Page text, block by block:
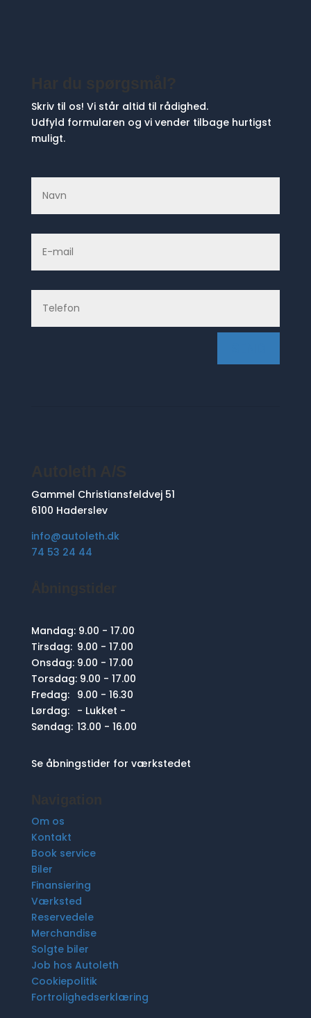
Skriv til os! Vi står altid til rådighed.
Udfyld formularen og vi vender tilbage hurtigst
muligt.
Gammel Christiansfeldvej 51
6100 Haderslev
info@autoleth.dk
74 53 24 44
Mandag:9.00 - 17.00
Tirsdag: 9.00 - 17.00
Onsdag:9.00 - 17.00
Torsdag:9.00 - 17.00
Fredag:
9.00 - 16.30
Lørdag:
- Lukket -
Søndag: 13.00 - 16.00
Se åbningstider for værkstedet
Om os
Kontakt
Book service
Biler
Finansiering
Værksted
Reservedele
Merchandise
Solgte biler
Job hos Autoleth
Cookiepolitik
Fortrolighedserklæring